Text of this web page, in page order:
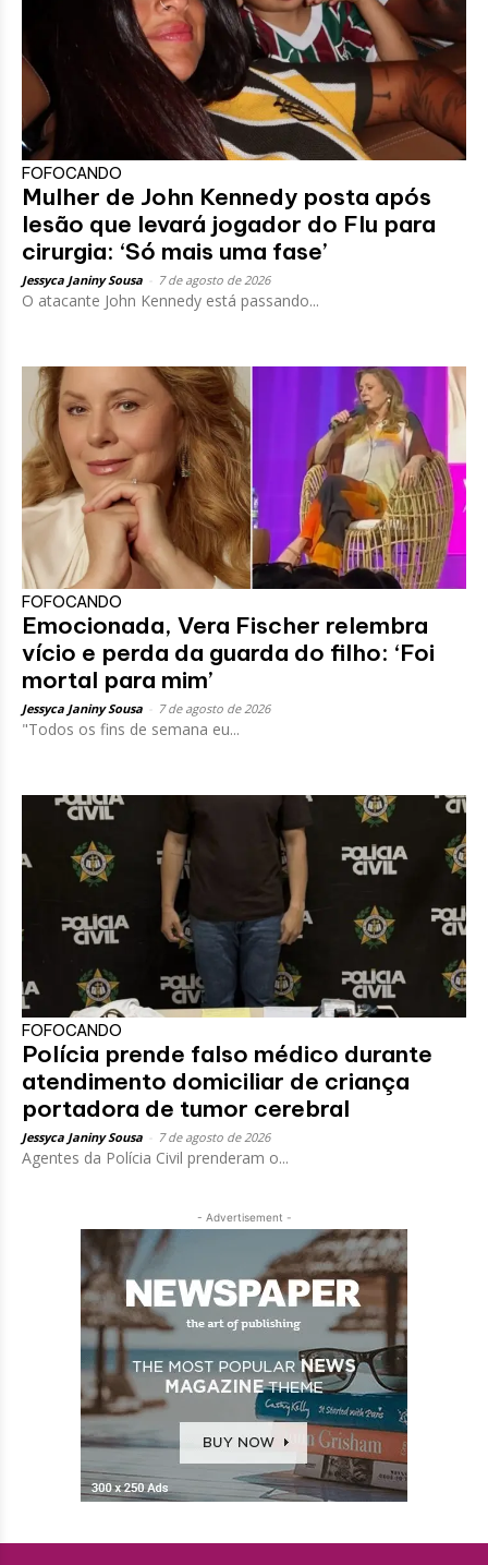
FOFOCANDO
Mulher de John Kennedy posta após
lesão que levará jogador do Flu para
cirurgia: ‘Só mais uma fase’
Jessyca Janiny Sousa 7 de agosto de 2026
O atacante John Kennedy está passando...
FOFOCANDO
Emocionada, Vera Fischer relembra
vício e perda da guarda do filho: ‘Foi
mortal para mim’
Jessyca Janiny Sousa 7 de agosto de 2026
"Todos os fins de semana eu...
FOFOCANDO
Polícia prende falso médico durante
atendimento domiciliar de criança
portadora de tumor cerebral
Jessyca Janiny Sousa 7 de agosto de 2026
Agentes da Polícia Civil prenderam o...
- Advertisement -